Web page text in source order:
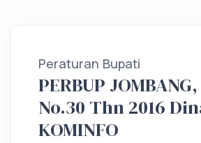
Peraturan Bupati
PERBUP
No.30 Thn 2016
KOMINFO